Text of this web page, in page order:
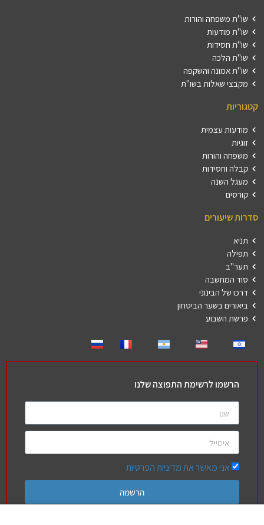
שו"ת משפחה והורות
שו"ת מודעות
שו"ת חסידות
שו"ת הלכה
שו"ת אמונה והשקפה
מקבצי שאלות בשו"ת
קטגוריות
מודעות עצמית
זוגיות
משפחה והורות
קבלה וחסידות
מעגל השנה
קורסים
סדרות שיעורים
תניא
תפילה
תער"ב
סוד המחשבה
דרכו של הבינוני
ביאורים בשער הביטחון
פרשת השבוע
הרשמו לרשימת התפוצה שלנו
אני מאשר את מדיניות הפרטיות
הרשמה